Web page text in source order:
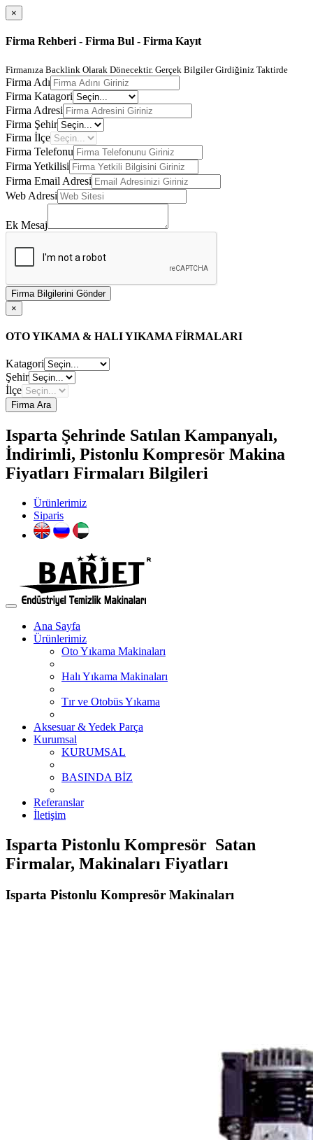
×
Firma Rehberi - Firma Bul - Firma Kayıt
Firmanıza Backlink Olarak Dönecektir. Gerçek Bilgiler Girdiğiniz Taktirde
Firma Adı
Firma Katagori
Firma Adresi
Firma Şehir
Firma İlçe
Firma Telefonu
Firma Yetkilisi
Firma Email Adresi
Web Adresi
Ek Mesaj
Firma Bilgilerini Gönder
×
OTO YIKAMA & HALI YIKAMA FİRMALARI
Katagori
Şehir
İlçe
Firma Ara
Isparta Şehrinde Satılan Kampanyalı,
İndirimli, Pistonlu Kompresör Makina
Fiyatları Firmaları Bilgileri
Ürünlerimiz
Siparis
Ana Sayfa
Ürünlerimiz
Oto Yıkama Makinaları
Halı Yıkama Makinaları
Tır ve Otobüs Yıkama
Aksesuar & Yedek Parça
Kurumsal
KURUMSAL
BASINDA BİZ
Referanslar
İletişim
Isparta Pistonlu Kompresör Satan
Firmalar, Makinaları Fiyatları
Isparta Pistonlu Kompresör Makinaları